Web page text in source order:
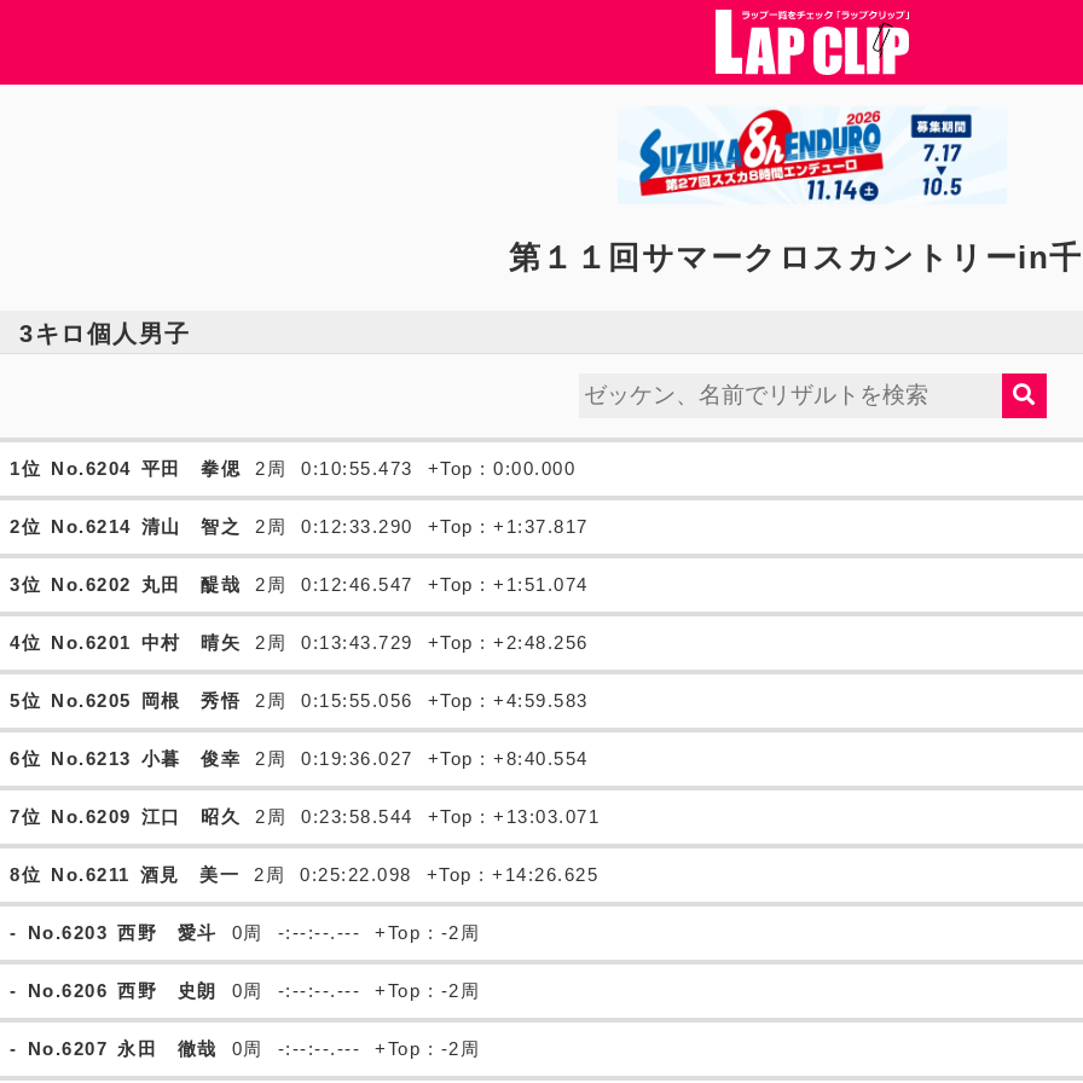
第１１回サマークロスカントリーin
3キロ個人男子
1位 No.6204 平田 拳偲 2周 0:10:55.473 +Top : 0:00.000
2位 No.6214 清山 智之 2周 0:12:33.290 +Top : +1:37.817
3位 No.6202 丸田 醍哉 2周 0:12:46.547 +Top : +1:51.074
4位 No.6201 中村 晴矢 2周 0:13:43.729 +Top : +2:48.256
5位 No.6205 岡根 秀悟 2周 0:15:55.056 +Top : +4:59.583
6位 No.6213 小暮 俊幸 2周 0:19:36.027 +Top : +8:40.554
7位 No.6209 江口 昭久 2周 0:23:58.544 +Top : +13:03.071
8位 No.6211 酒見 美一 2周 0:25:22.098 +Top : +14:26.625
- No.6203 西野 愛斗 0周 -:--:--.--- +Top : -2周
- No.6206 西野 史朗 0周 -:--:--.--- +Top : -2周
- No.6207 永田 徹哉 0周 -:--:--.--- +Top : -2周